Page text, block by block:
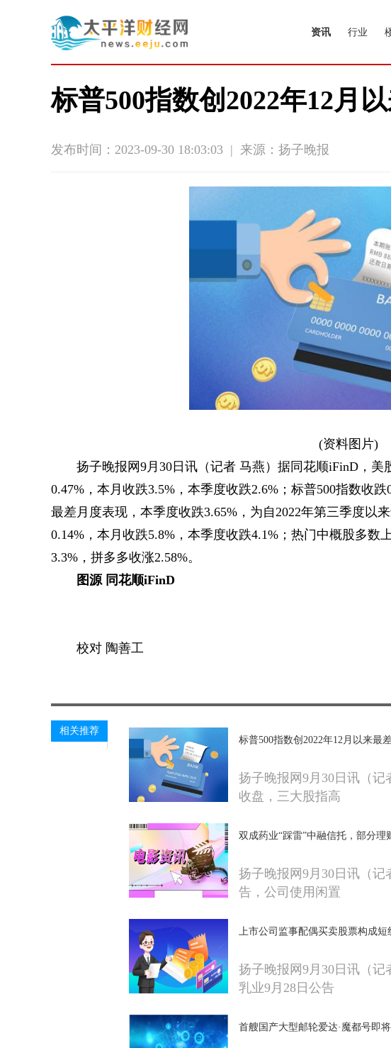
资讯 行业
标普500指数创2022年12月
发布时间：2023-09-30 18:03:03 | 来源：扬子晚报
(资料图片)
扬子晚报网9月30日讯（记者 马燕）据同花顺iFinD，
0.47%，本月收跌3.5%，本季度收跌2.6%；标普500指数收
最差月度表现，本季度收跌3.65%，为自2022年第三季度以
0.14%，本月收跌5.8%，本季度收跌4.1%；热门中概股多数
3.3%，拼多多收涨2.58%。
图源 同花顺iFinD
校对 陶善工
相关推荐
标普500指数创2022年12月以来最
扬子晚报网9月30日讯（
收盘，三大股指高
双成药业“踩雷”中融信托，部分理
扬子晚报网9月30日讯（记
告，公司使用闲置
上市公司监事配偶买卖股票构成
扬子晚报网9月30日讯（
乳业9月28日公告
首艘国产大型邮轮爱达·魔都号即